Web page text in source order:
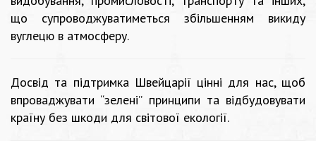
що супроводжуватиметься збільшенням викиду
вуглецю в атмосферу.
Досвід та підтримка Швейцарії цінні для нас, щоб
впроваджувати “зелені” принципи та відбудовувати
країну без шкоди для світової екології.